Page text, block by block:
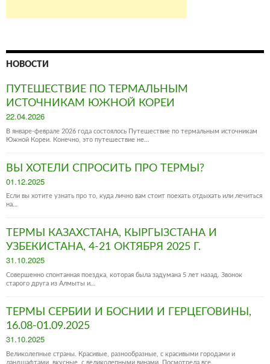
НОВОСТИ
ПУТЕШЕСТВИЕ ПО ТЕРМАЛЬНЫМ
ИСТОЧНИКАМ ЮЖНОЙ КОРЕИ
Posted
on
22.04.2026
В январе-феврале 2026 года состоялось Путешествие по термальным источникам
Южной Кореи. Конечно, это путешествие не…
ВЫ ХОТЕЛИ СПРОСИТЬ ПРО ТЕРМЫ?
Posted
on
01.12.2025
Если вы хотите узнать про то, куда лично вам стоит поехать отдыхать или лечиться
на…
ТЕРМЫ КАЗАХСТАНА, КЫРГЫЗСТАНА И
УЗБЕКИСТАНА, 4-21 ОКТЯБРЯ 2025 Г.
Posted
on
31.10.2025
Совершенно спонтанная поездка, которая была задумана 5 лет назад. Звонок
старого друга из Алмыты и…
ТЕРМЫ СЕРБИИ И БОСНИИ И ГЕРЦЕГОВИНЫ,
16.08-01.09.2025
Posted
on
31.10.2025
Великолепные страны. Красивые, разнообразные, с красивыми городами и
ландшафтами, вкусные, с великолепными винами. Посмотрела все…